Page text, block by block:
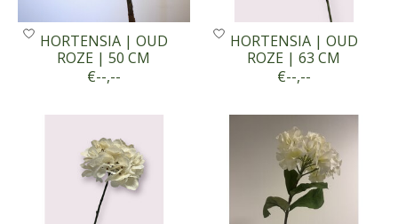
HORTENSIA | OUD
ROZE | 50 CM
€--,--
HORTENSIA | OUD
ROZE | 63 CM
€--,--